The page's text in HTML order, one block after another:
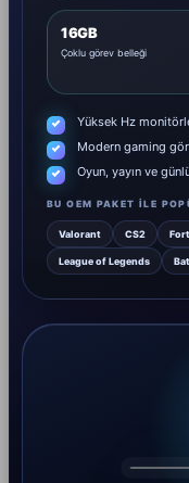
16GB
Çoklu görev belleği
Yüksek Hz
Modern gaming
Oyun, yayın ve
BU OEM PAKET ILE
Valorant CS2
League of Legends